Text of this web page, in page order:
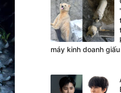
máy kinh doanh